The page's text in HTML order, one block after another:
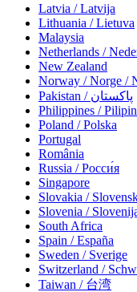
Latvia / Latvija
Lithuania / Lietuva
Malaysia
Netherlands /
New Zealand
Norway / Norge /
Pakistan / پاکستان
Philippines /
Poland / Polska
Portugal
România
Russia / Росси́я
Singapore
Slovakia /
Slovenia /
South Africa
Spain / España
Sweden / Sverige
Switzerland /
Taiwan / 台湾